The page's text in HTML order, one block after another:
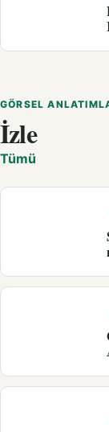
GÖRSEL
İzle
Tümü